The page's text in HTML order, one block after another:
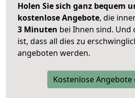
Holen Sie sich ganz bequem
kostenlose Angebote, die
3 Minuten bei Ihnen sind. Und
ist, dass all dies zu
angeboten werden.
Kostenlose Angebote